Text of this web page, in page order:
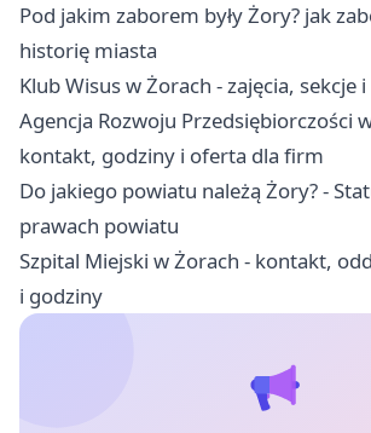
Pod jakim zaborem były Żory? jak
historię miasta
Klub Wisus w Żorach - zajęcia, sekcje
Agencja Rozwoju Przedsiębiorczości
kontakt, godziny i oferta dla firm
Do jakiego powiatu należą Żory? -
prawach powiatu
Szpital Miejski w Żorach - kontakt,
i godziny